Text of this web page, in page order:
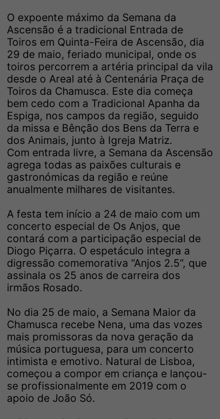
O expoente máximo da Semana da
Ascensão é a tradicional Entrada de
Toiros em Quinta-Feira de Ascensão, dia
29 de maio, feriado municipal, onde os
toiros percorrem a artéria principal da vila
desde o Areal até à Centenária Praça de
Toiros da Chamusca. Este dia começa
bem cedo com a Tradicional Apanha da
Espiga, nos campos da região, seguido
da missa e Bênção dos Bens da Terra e
dos Animais, junto à Igreja Matriz.
Com entrada livre, a Semana da Ascensão
agrega todas as paixões culturais e
gastronómicas da região e reúne
anualmente milhares de visitantes.
A festa tem início a 24 de maio com um
concerto especial de Os Anjos, que
contará com a participação especial de
Diogo Piçarra. O espetáculo integra a
digressão comemorativa “Anjos 2.5“, que
assinala os 25 anos de carreira dos
irmãos Rosado.
No dia 25 de maio, a Semana Maior da
Chamusca recebe Nena, uma das vozes
mais promissoras da nova geração da
música portuguesa, para um concerto
intimista e emotivo. Natural de Lisboa,
começou a compor em criança e lançou-
se profissionalmente em 2019 com o
apoio de João Só.